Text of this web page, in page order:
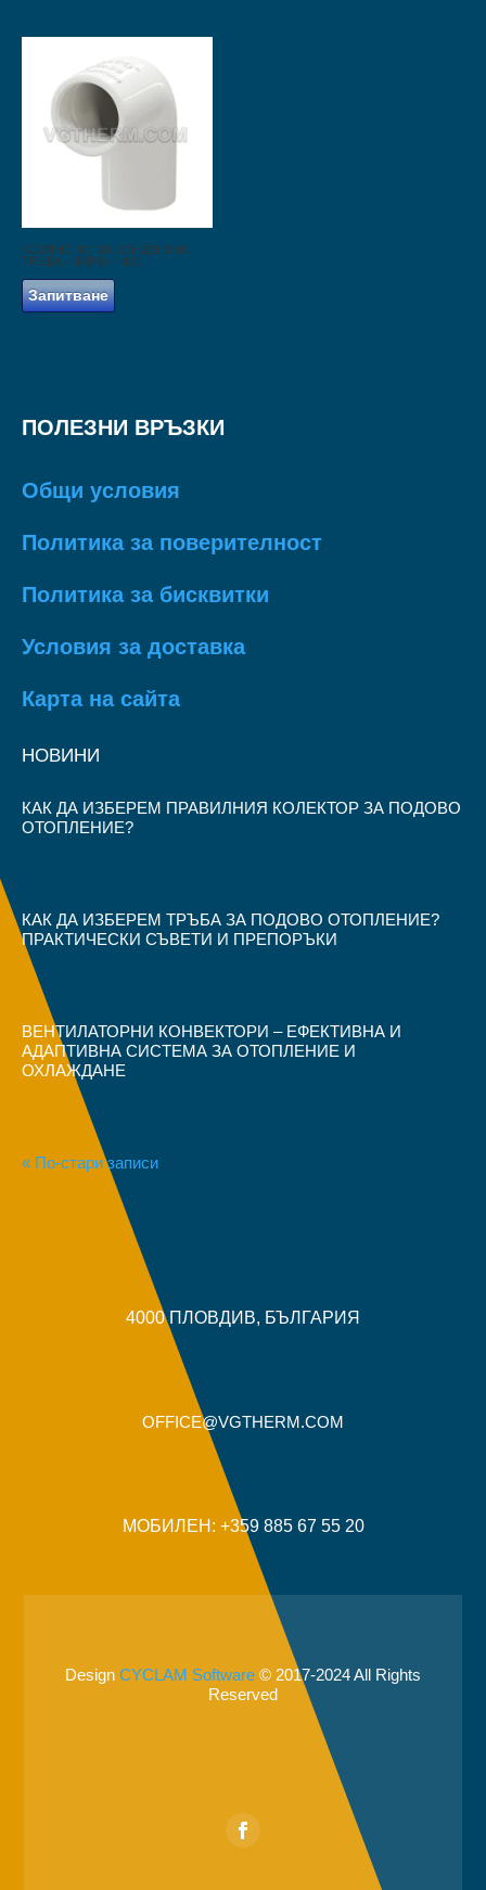
КОЛЯНО 90° ЗА КОНДЕНЗНА
ТРЪБА – БЯЛО – Ф21
Запитване
ПОЛЕЗНИ ВРЪЗКИ
Общи условия
Политика за поверителност
Политика за бисквитки
Условия за доставка
Карта на сайта
НОВИНИ
КАК ДА ИЗБЕРЕМ ПРАВИЛНИЯ КОЛЕКТОР ЗА ПОДОВО
ОТОПЛЕНИЕ?
КАК ДА ИЗБЕРЕМ ТРЪБА ЗА ПОДОВО ОТОПЛЕНИЕ?
ПРАКТИЧЕСКИ СЪВЕТИ И ПРЕПОРЪКИ
ВЕНТИЛАТОРНИ КОНВЕКТОРИ – ЕФЕКТИВНА И
АДАПТИВНА СИСТЕМА ЗА ОТОПЛЕНИЕ И
ОХЛАЖДАНЕ
« По-стари записи
4000 ПЛОВДИВ, БЪЛГАРИЯ
OFFICE@VGTHERM.COM
МОБИЛЕН: +359 885 67 55 20
Design CYCLAM Software © 2017-2024 All Rights
Reserved